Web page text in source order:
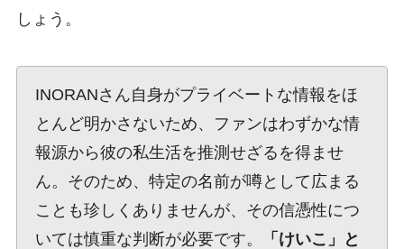
しょう。
INORANさん自身がプライベートな情報をほ
とんど明かさないため、ファンはわずかな情
報源から彼の私生活を推測せざるを得ませ
ん。そのため、特定の名前が噂として広まる
ことも珍しくありませんが、その信憑性につ
いては慎重な判断が必要です。
「けいこ」と